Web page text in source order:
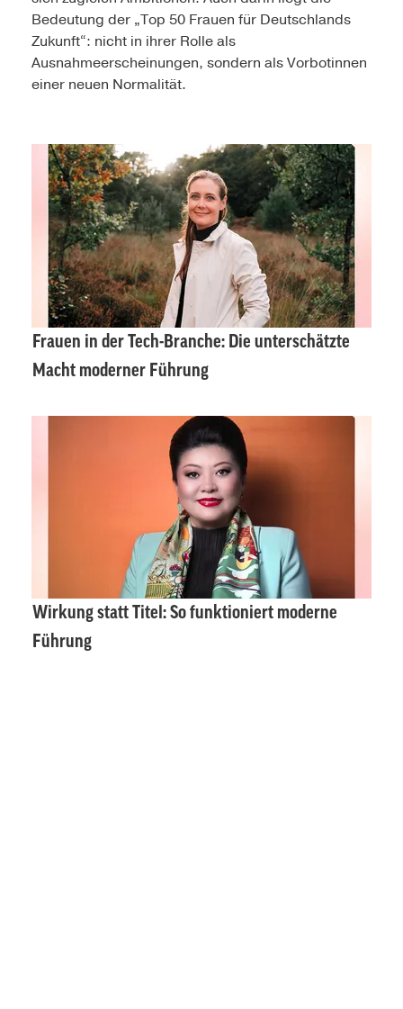
Bedeutung der „Top 50 Frauen für Deutschlands
Zukunft“: nicht in ihrer Rolle als
Ausnahmeerscheinungen, sondern als Vorbotinnen
einer neuen Normalität.
Frauen in der Tech-Branche: Die unterschätzte
Macht moderner Führung
Wirkung statt Titel: So funktioniert moderne
Führung